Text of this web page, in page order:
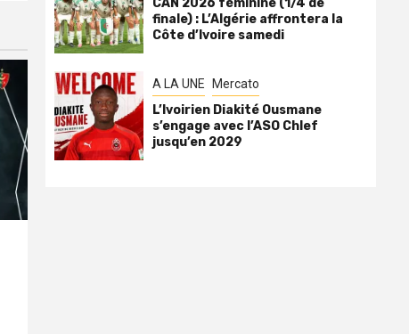
CAN 2026 féminine (1/4 de
finale) : L’Algérie affrontera la
Côte d’Ivoire samedi
A LA UNE Mercato
L’Ivoirien Diakité Ousmane
s’engage avec l’ASO Chlef
jusqu’en 2029